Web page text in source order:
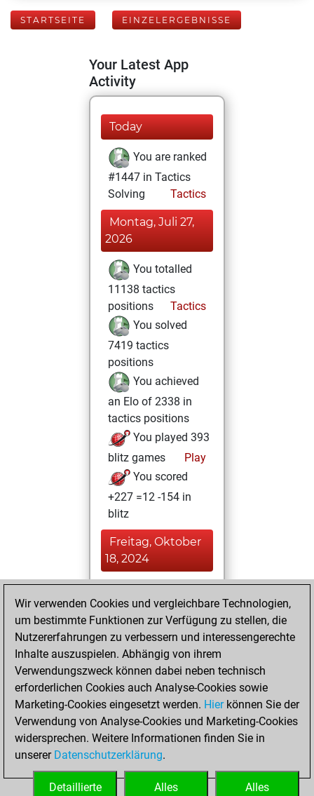
STARTSEITE EINZELERGEBNISSE
Your Latest App
Activity
Today
You are ranked
#1447 in Tactics
Solving
Tactics
Montag, Juli 27,
2026
You totalled
11138 tactics
positions
Tactics
You solved
7419 tactics
positions
You achieved
an Elo of 2338 in
tactics positions
You played 393
blitz games
Play
You scored
+227 =12 -154 in
blitz
Freitag, Oktober
18, 2024
You played 5
slow games
Play
You scored +3
=1 -1 in slow games
Sonntag, August
7, 2022
You played 2
bullet games
Play
You scored +0
=0 -2 in bullet
Wir verwenden Cookies und vergleichbare Technologien,
um bestimmte Funktionen zur Verfügung zu stellen, die
Nutzererfahrungen zu verbessern und interessengerechte
Inhalte auszuspielen. Abhängig von ihrem
Verwendungszweck können dabei neben technisch
erforderlichen Cookies auch Analyse-Cookies sowie
Marketing-Cookies eingesetzt werden. Hierkönnen Sie der
Verwendung von Analyse-Cookies und Marketing-Cookies
widersprechen. Weitere Informationen finden Sie in
unserer Datenschutzerklärung.
Alles
Alles
Detaillierte